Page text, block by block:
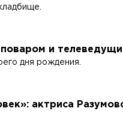
поваром и
дня рождения.
актриса